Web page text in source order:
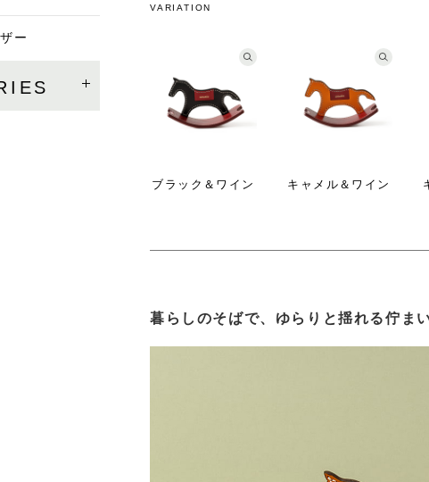
ー
VARIATION
ブラック＆ワイン キャメル＆ワイン
暮らしのそばで、ゆらりと揺れる佇ま